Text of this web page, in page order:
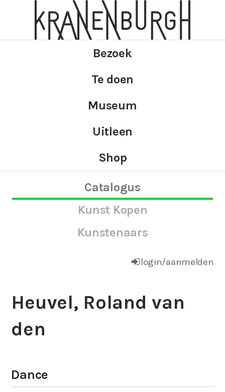
Bezoek
Te doen
Museum
Uitleen
Shop
Catalogus
Kunst Kopen
Kunstenaars
login/aanmelden
Heuvel, Roland van
den
Dance